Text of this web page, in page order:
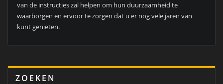
van de instructies zal helpen om hun duurzaamheid te
waarborgen en ervoor te zorgen dat u er nog vele jaren van
kunt genieten.
ZOEKEN